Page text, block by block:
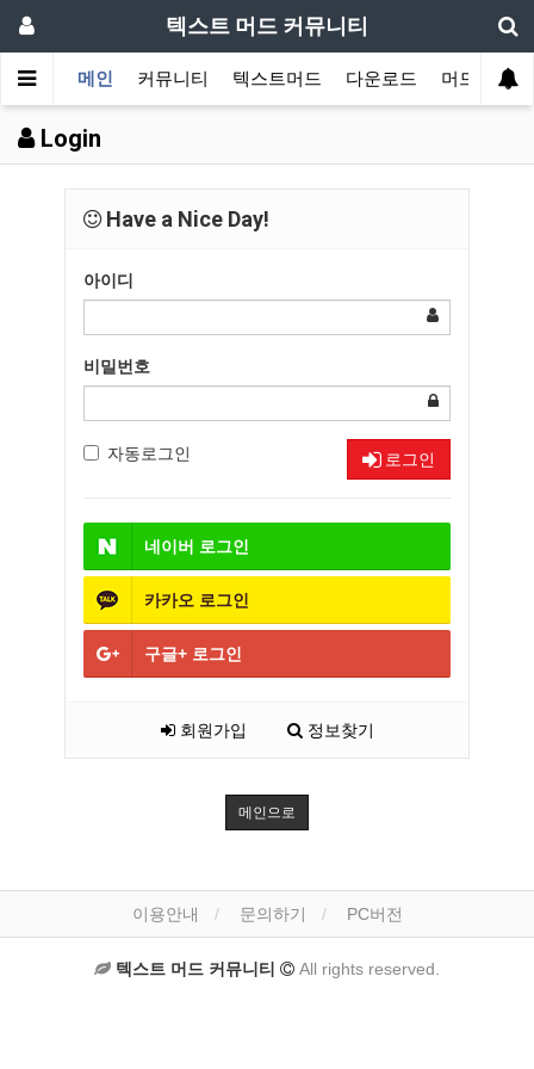
텍스트 머드 커뮤니티
메인 커뮤니티 텍스트머드 다운로드 머드 잡담
Login
Have a Nice Day!
아이디
비밀번호
자동로그인 로그인
네이버 로그인
카카오 로그인
구글+ 로그인
회원가입 정보찾기
메인으로
이용안내 문의하기 PC버전
텍스트 머드 커뮤니티 All rights reserved.